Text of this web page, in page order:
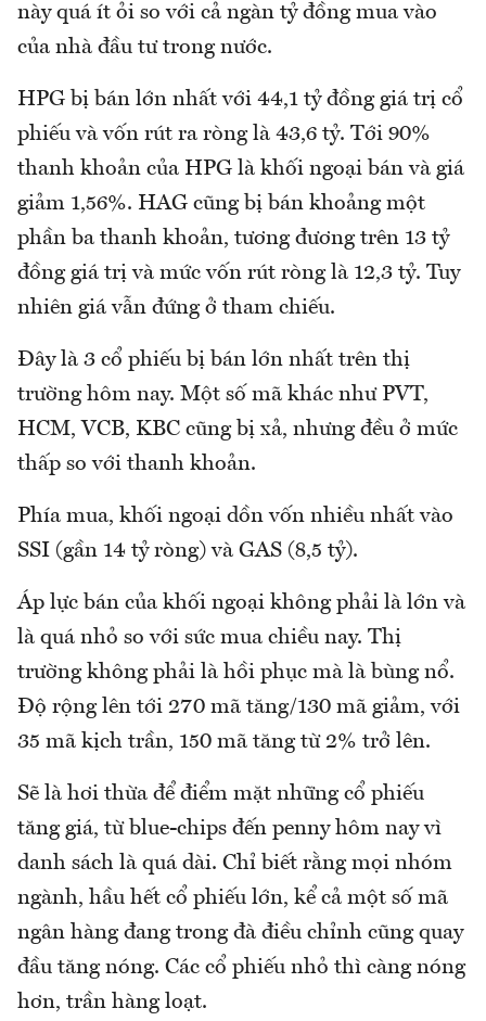
này quá ít ỏi so với cả ngàn tỷ đồng mua vào
của nhà đầu tư trong nước.
HPG bị bán lớn nhất với 44,1 tỷ đồng giá trị cổ
phiếu và vốn rút ra ròng là 43,6 tỷ. Tới 90%
thanh khoản của HPG là khối ngoại bán và giá
giảm 1,56%. HAG cũng bị bán khoảng một
phần ba thanh khoản, tương đương trên 13 tỷ
đồng giá trị và mức vốn rút ròng là 12,3 tỷ. Tuy
nhiên giá vẫn đứng ở tham chiếu.
Đây là 3 cổ phiếu bị bán lớn nhất trên thị
trường hôm nay. Một số mã khác như PVT,
HCM, VCB, KBC cũng bị xả, nhưng đều ở mức
thấp so với thanh khoản.
Phía mua, khối ngoại dồn vốn nhiều nhất vào
SSI (gần 14 tỷ ròng) và GAS (8,5 tỷ).
Áp lực bán của khối ngoại không phải là lớn và
là quá nhỏ so với sức mua chiều nay. Thị
trường không phải là hồi phục mà là bùng nổ.
Độ rộng lên tới 270 mã tăng/130 mã giảm, với
35 mã kịch trần, 150 mã tăng từ 2% trở lên.
Sẽ là hơi thừa để điểm mặt những cổ phiếu
tăng giá, từ blue-chips đến penny hôm nay vì
danh sách là quá dài. Chỉ biết rằng mọi nhóm
ngành, hầu hết cổ phiếu lớn, kể cả một số mã
ngân hàng đang trong đà điều chỉnh cũng quay
đầu tăng nóng. Các cổ phiếu nhỏ thì càng nóng
hơn, trần hàng loạt.